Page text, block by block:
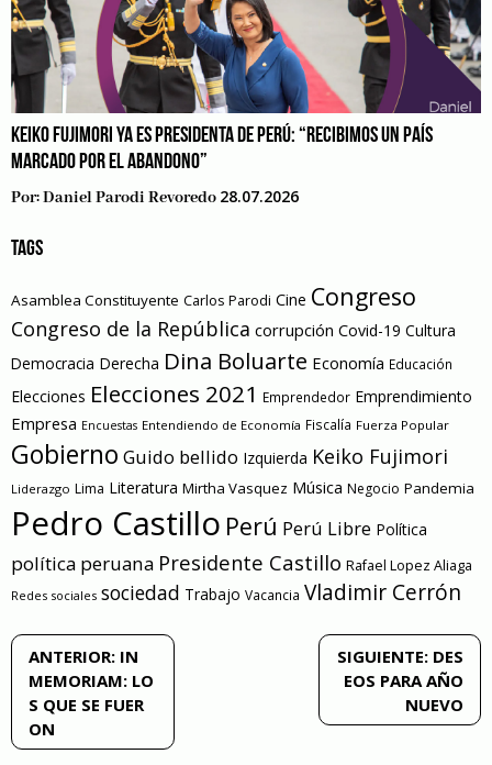
KEIKO FUJIMORI YA ES PRESIDENTA DE PERÚ: “RECIBIMOS UN PAÍS
MARCADO POR EL ABANDONO”
Por:Daniel Parodi Revoredo 28.07.2026
TAGS
Asamblea Constituyente Carlos Parodi Cine Congreso
Congreso de la República corrupción Covid-19 Cultura
Democracia Derecha Dina Boluarte Economía Educación
Elecciones Elecciones 2021 Emprendedor Emprendimiento
Empresa Encuestas Entendiendo de Economía Fiscalía Fuerza Popular
Gobierno Guido bellido Izquierda Keiko Fujimori
Liderazgo Lima Literatura Mirtha Vasquez Música Negocio Pandemia
Pedro Castillo Perú Perú Libre Política
política peruana Presidente Castillo Rafael Lopez Aliaga
Redes sociales sociedad Trabajo Vacancia Vladimir Cerrón
Navegación
de
entradas
ANTERIOR: IN
MEMORIAM: LO
S QUE SE FUER
ON
SIGUIENTE: DES
EOS PARA AÑO
NUEVO